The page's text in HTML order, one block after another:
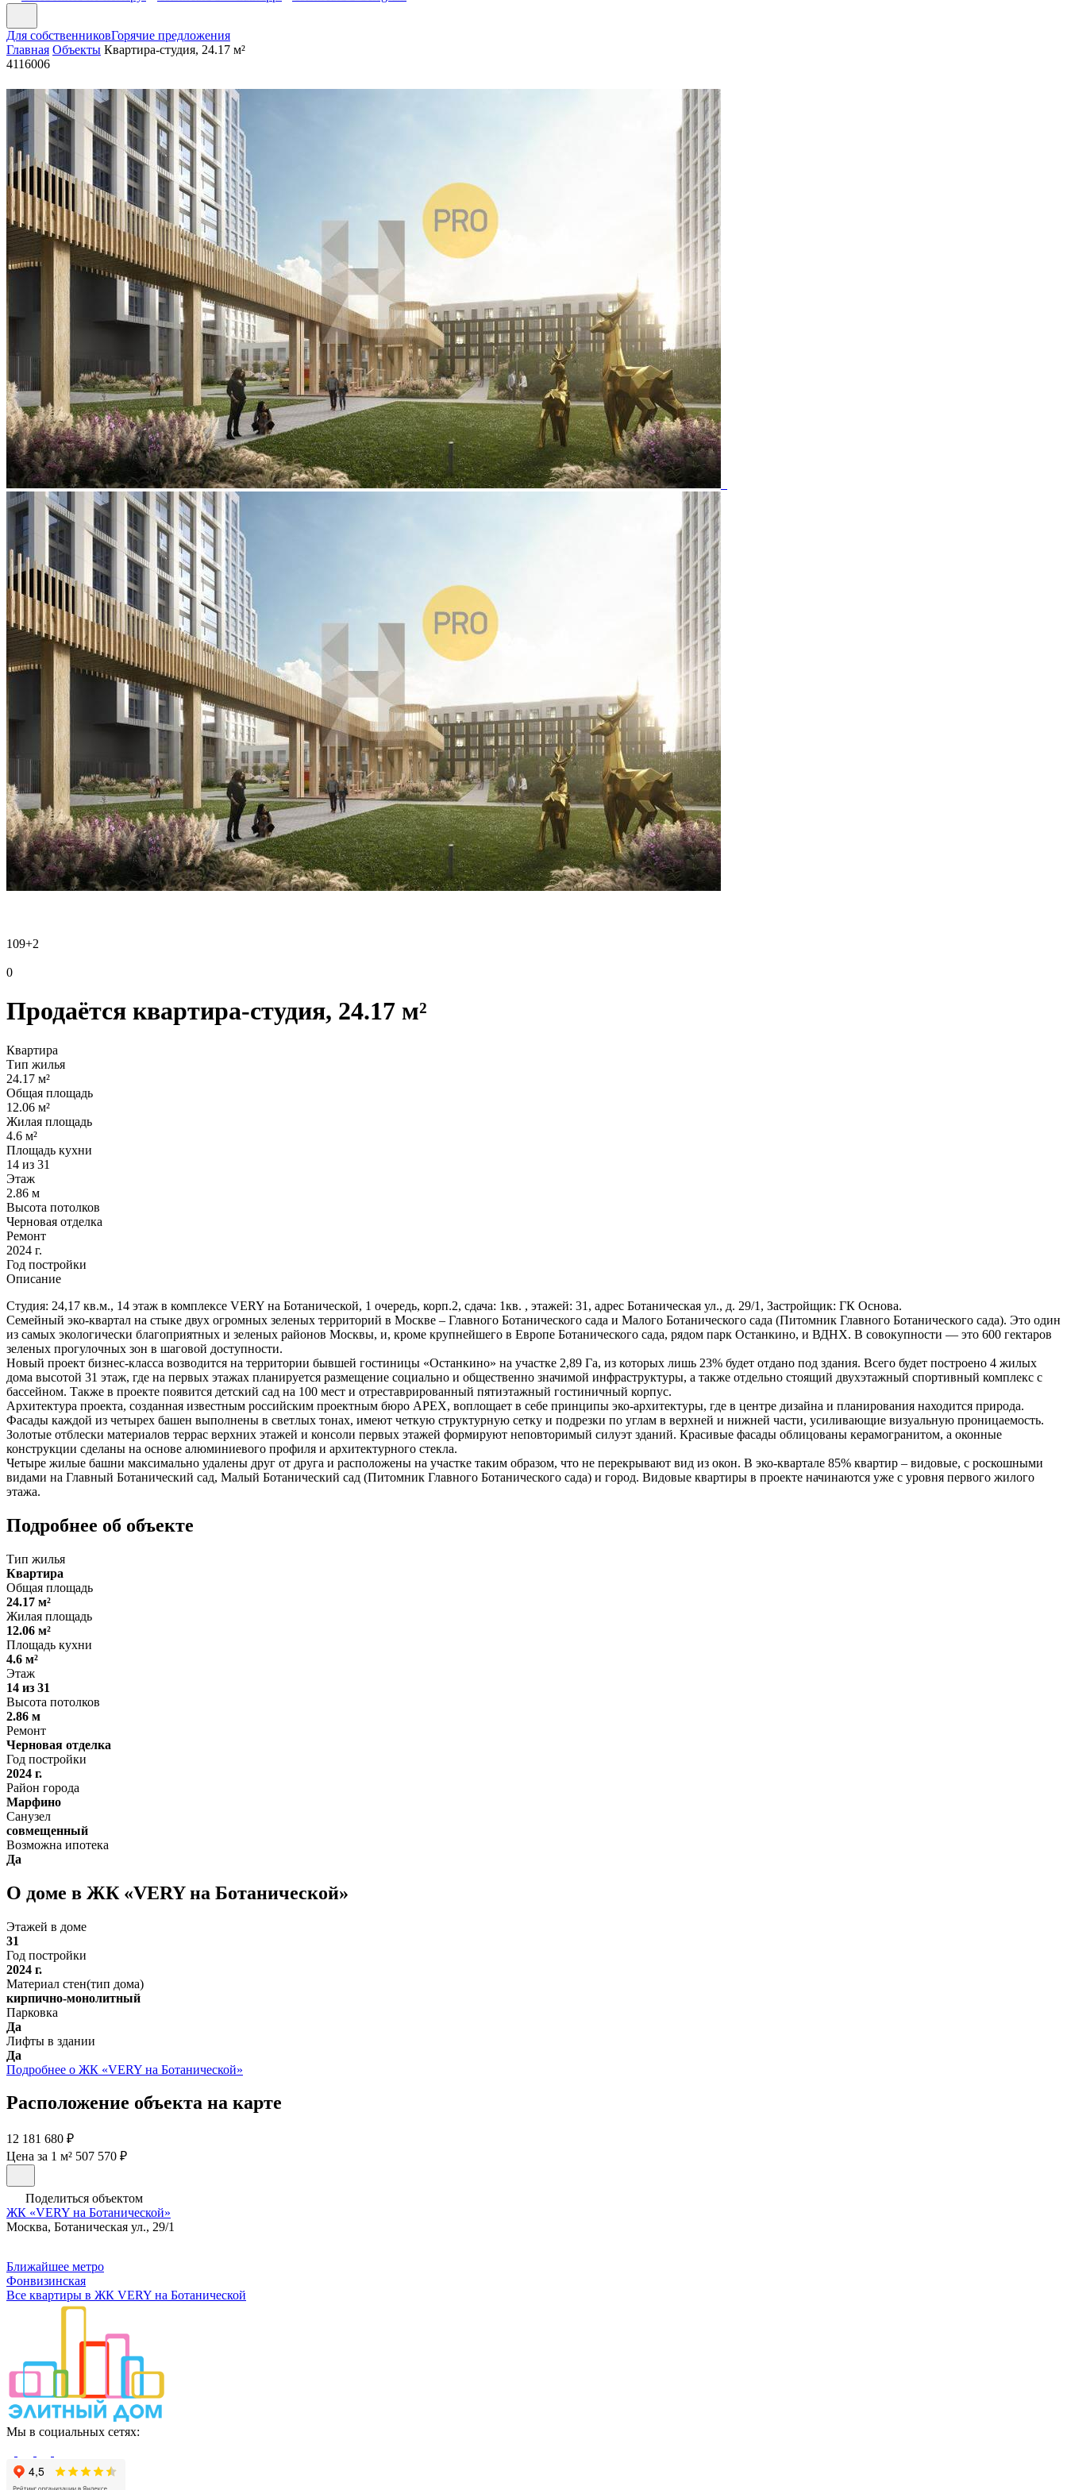
Для собственниковГорячие предложения
Главная Объекты Квартира-студия, 24.17 м²
4116006
109+2
0
Продаётся квартира-студия, 24.17 м²
Квартира
Тип жилья
24.17 м²
Общая площадь
12.06 м²
Жилая площадь
4.6 м²
Площадь кухни
14 из 31
Этаж
2.86 м
Высота потолков
Черновая отделка
Ремонт
2024 г.
Год постройки
Описание
Студия: 24,17 кв.м., 14 этаж в комплексе VERY на Ботанической, 1 очередь, корп.2, сдача: 1кв. , этажей: 31, адрес Ботаническая ул., д. 29/1, Застройщик: ГК Основа.
Семейный эко-квартал на стыке двух огромных зеленых территорий в Москве – Главного Ботанического сада и Малого Ботанического сада (Питомник Главного Ботанического сада). Это один
из самых экологически благоприятных и зеленых районов Москвы, и, кроме крупнейшего в Европе Ботанического сада, рядом парк Останкино, и ВДНХ. В совокупности — это 600 гектаров
зеленых прогулочных зон в шаговой доступности.
Новый проект бизнес-класса возводится на территории бывшей гостиницы «Останкино» на участке 2,89 Га, из которых лишь 23% будет отдано под здания. Всего будет построено 4 жилых
дома высотой 31 этаж, где на первых этажах планируется размещение социально и общественно значимой инфраструктуры, а также отдельно стоящий двухэтажный спортивный комплекс с
бассейном. Также в проекте появится детский сад на 100 мест и отреставрированный пятиэтажный гостиничный корпус.
Архитектура проекта, созданная известным российским проектным бюро APEX, воплощает в себе принципы эко-архитектуры, где в центре дизайна и планирования находится природа.
Фасады каждой из четырех башен выполнены в светлых тонах, имеют четкую структурную сетку и подрезки по углам в верхней и нижней части, усиливающие визуальную проницаемость.
Золотые отблески материалов террас верхних этажей и консоли первых этажей формируют неповторимый силуэт зданий. Красивые фасады облицованы керамогранитом, а оконные
конструкции сделаны на основе алюминиевого профиля и архитектурного стекла.
Четыре жилые башни максимально удалены друг от друга и расположены на участке таким образом, что не перекрывают вид из окон. В эко-квартале 85% квартир – видовые, с роскошными
видами на Главный Ботанический сад, Малый Ботанический сад (Питомник Главного Ботанического сада) и город. Видовые квартиры в проекте начинаются уже с уровня первого жилого
этажа.
Подробнее об объекте
Тип жилья
Квартира
Общая площадь
24.17 м²
Жилая площадь
12.06 м²
Площадь кухни
4.6 м²
Этаж
14 из 31
Высота потолков
2.86 м
Ремонт
Черновая отделка
Год постройки
2024 г.
Район города
Марфино
Санузел
совмещенный
Возможна ипотека
Да
О доме в ЖК «VERY на Ботанической»
Этажей в доме
31
Год постройки
2024 г.
Материал стен(тип дома)
кирпично-монолитный
Парковка
Да
Лифты в здании
Да
Подробнее о ЖК «VERY на Ботанической»
Расположение объекта на карте
12 181 680 ₽
Цена за 1 м² 507 570 ₽
Поделиться объектом
ЖК «VERY на Ботанической»
Москва, Ботаническая ул., 29/1
Ближайшее метро
Фонвизинская
Все квартиры в ЖК VERY на Ботанической
Мы в социальных сетях: